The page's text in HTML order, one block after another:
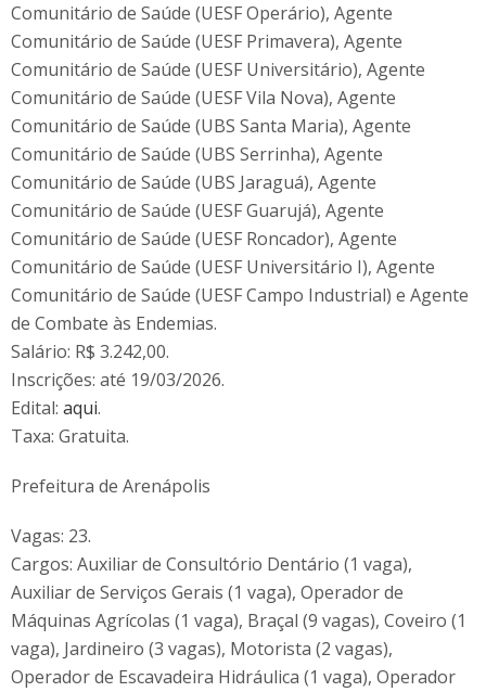
Comunitário de Saúde (UESF Operário), Agente
Comunitário de Saúde (UESF Primavera), Agente
Comunitário de Saúde (UESF Universitário), Agente
Comunitário de Saúde (UESF Vila Nova), Agente
Comunitário de Saúde (UBS Santa Maria), Agente
Comunitário de Saúde (UBS Serrinha), Agente
Comunitário de Saúde (UBS Jaraguá), Agente
Comunitário de Saúde (UESF Guarujá), Agente
Comunitário de Saúde (UESF Roncador), Agente
Comunitário de Saúde (UESF Universitário I), Agente
Comunitário de Saúde (UESF Campo Industrial) e Agente
de Combate às Endemias.
Salário: R$ 3.242,00.
Inscrições: até 19/03/2026.
Edital: aqui.
Taxa: Gratuita.
Prefeitura de Arenápolis
Vagas: 23.
Cargos: Auxiliar de Consultório Dentário (1 vaga),
Auxiliar de Serviços Gerais (1 vaga), Operador de
Máquinas Agrícolas (1 vaga), Braçal (9 vagas), Coveiro (1
vaga), Jardineiro (3 vagas), Motorista (2 vagas),
Operador de Escavadeira Hidráulica (1 vaga), Operador